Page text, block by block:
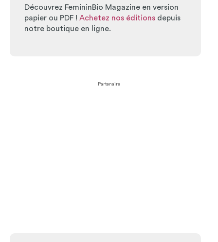
Découvrez FemininBio Magazine en version
papier ou PDF ! Achetez nos éditions depuis
notre boutique en ligne.
Partenaire